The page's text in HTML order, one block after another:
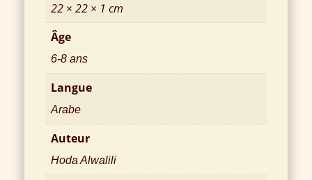
22 × 22 × 1 cm
Âge
6-8 ans
Langue
Arabe
Auteur
Hoda Alwalili